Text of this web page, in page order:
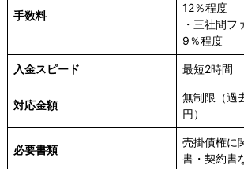
手数料
12％程度
・三社間フ
9％程度
入金スピード 最短2時間
対応金額
無制限（過
円）
必要書類
売掛債権に
書・契約書